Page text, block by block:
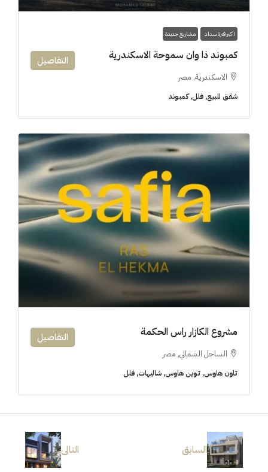
اكبر فترة سداد مشاريع جديدة
كمبوند ذا وان سموحة الاسكندرية
الاسكندرية, مصر
شقق للبيع, فلل, كمبوند
التفاصيل
مشروع الكازار راس الحكمة
الساحل الشمالي, مصر
تاون هاوس, توين هاوس, شاليهات, فلل
التفاصيل
السابق التالى